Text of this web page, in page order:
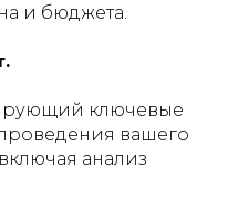
и бюджета.
ключевые
вашего
анализ